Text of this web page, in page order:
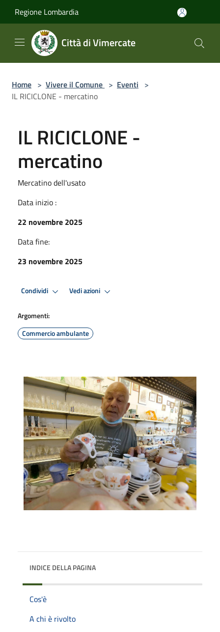
Regione Lombardia
Città di Vimercate
Home > Vivere il Comune > Eventi >
IL RICICLONE - mercatino
IL RICICLONE -
mercatino
Mercatino dell'usato
Data inizio :
22 novembre 2025
Data fine:
23 novembre 2025
Condividi Vedi azioni
Argomenti:
Commercio ambulante
INDICE DELLA PAGINA
Cos'è
A chi è rivolto